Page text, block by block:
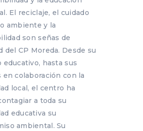
El reciclaje, el cuidado
ambiente y la
son señas de
del CP Moreda. Desde su
educativo, hasta sus
en colaboración con la
local, el centro ha
a toda su
educativa su
ambiental. Su